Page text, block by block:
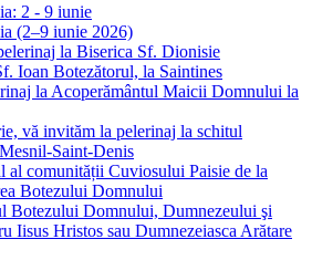
2 - 9 iunie
(2–9 iunie 2026)
la Biserica Sf. Dionisie
Ioan Botezătorul, la Saintines
la Acoperământul Maicii Domnului la
vă invităm la pelerinaj la schitul
Saint-Denis
al comunității Cuviosului Paisie de la
Botezului Domnului
Botezului Domnului, Dumnezeului şi
Iisus Hristos sau Dumnezeiasca Arătare